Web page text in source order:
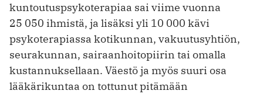
kuntoutuspsykoterapiaa sai viime vuonna
25 050 ihmistä, ja lisäksi yli 10 000 kävi
psykoterapiassa kotikunnan, vakuutusyhtiön,
seurakunnan, sairaanhoitopiirin tai omalla
kustannuksellaan. Väestö ja myös suuri osa
lääkärikuntaa on tottunut pitämään